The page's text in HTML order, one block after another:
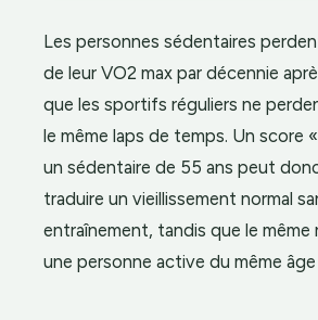
Les personnes sédentaires
de leur VO2 max par décennie
que les sportifs réguliers ne
le même laps de temps. Un score
un sédentaire de 55 ans peut
traduire un vieillissement normal
entraînement, tandis que le
une personne active du même